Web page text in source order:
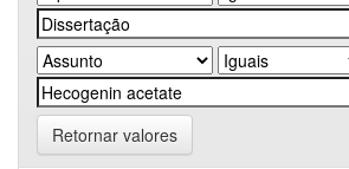
Retornar valores